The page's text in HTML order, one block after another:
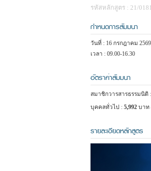
รหัสหลักสูตร : 21/
กำหนดการสัมมนา
วันที่ : 16 กรกฎาคม 2569
เวลา : 09.00-16.30
อัตราค่าสัมมนา
สมาชิกวารสารธรรมนิติ :
บุคคลทั่วไป : 5,992 บาท
รายละเอียดหลักสูตร